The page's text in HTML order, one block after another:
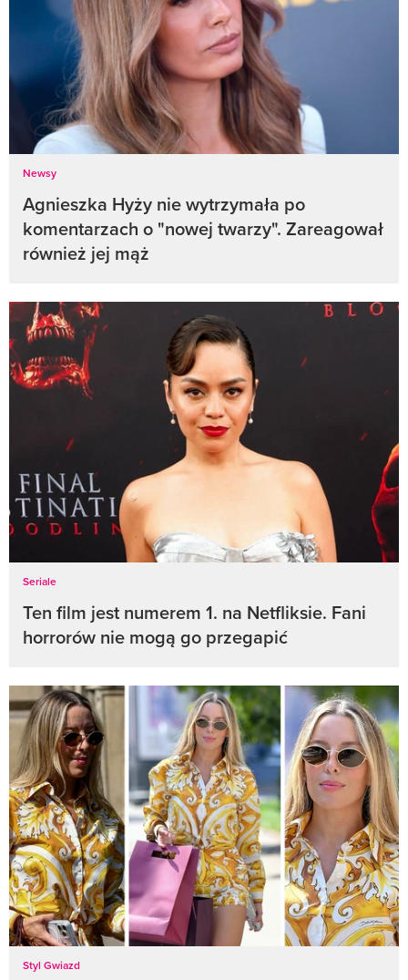
Newsy
Agnieszka Hyży nie wytrzymała po
komentarzach o "nowej twarzy". Zareagował
również jej mąż
Seriale
Ten film jest numerem 1. na Netfliksie. Fani
horrorów nie mogą go przegapić
Styl Gwiazd